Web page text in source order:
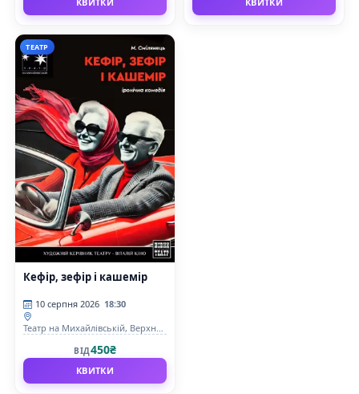
ТЕАТР
Кефір, зефір і кашемір
10 серпня 2026 18:30
Театр на Михайлівській, Верхня
ВІД450₴
КВИТКИ